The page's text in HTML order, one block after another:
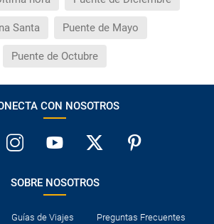
Santa Puente de Mayo
Puente de Octubre
CON NOSOTROS
SOBRE NOSOTROS
Guías de Viajes Preguntas Frecuentes